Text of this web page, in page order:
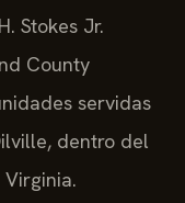
Stokes Jr.
County
servidas
dentro del